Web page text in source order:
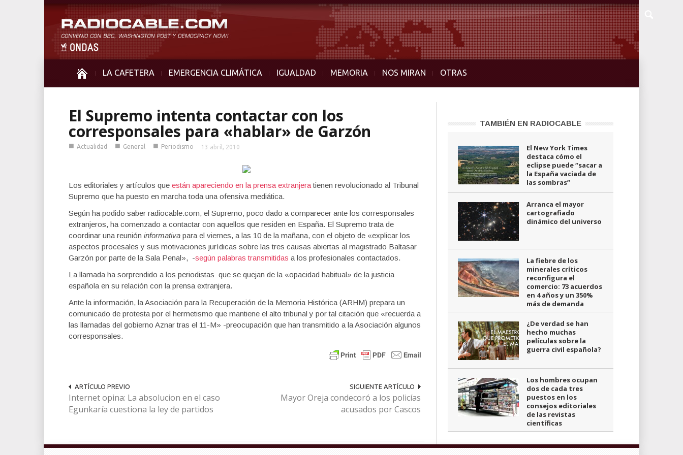
LA CAFETERA EMERGENCIA CLIMÁTICA IGUALDAD MEMORIA NOS MIRAN OTRAS
El Supremo intenta contactar con los
corresponsales para «hablar» de Garzón
■ Actualidad ■ General ■ Periodismo 13 abril, 2010
Los editoriales y artículos que están apareciendo en la prensa extranjeratienen revolucionado al Tribunal
Supremo que ha puesto en marcha toda una ofensiva mediática.
Según ha podido saber radiocable.com, el Supremo, poco dado a comparecer ante los corresponsales
extranjeros, ha comenzado a contactar con aquellos que residen en España. El Supremo trata de
coordinar una reunión informativa para el viernes, a las 10 de la mañana, con el objeto de «explicar los
aspectos procesales y sus motivaciones jurídicas sobre las tres causas abiertas al magistrado Baltasar
Garzón por parte de la Sala Penal», -según palabras transmitidas a los profesionales contactados.
La llamada ha sorprendido a los periodistas que se quejan de la «opacidad habitual» de la justicia
española en su relación con la prensa extranjera.
Ante la información, la Asociación para la Recuperación de la Memoria Histórica (ARHM) prepara un
comunicado de protesta por el hermetismo que mantiene el alto tribunal y por tal citación que «recuerda a
las llamadas del gobierno Aznar tras el 11-M» -preocupación que han transmitido a la Asociación algunos
corresponsales.
ARTÍCULO PREVIO
Internet opina: La absolucion en el caso
Egunkaría cuestiona la ley de partidos
SIGUIENTE ARTÍCULO
Mayor Oreja condecoró a los policías
acusados por Cascos
TAMBIÉN EN RADIOCABLE
El New York Times
destaca cómo el
eclipse puede “sacar a
la España vaciada de
las sombras”
Arranca el mayor
cartografiado
dinámico del universo
La fiebre de los
minerales críticos
reconfigura el
comercio: 73 acuerdos
en 4 años y un 350%
más de demanda
¿De verdad se han
hecho muchas
películas sobre la
guerra civil española?
Los hombres ocupan
dos de cada tres
puestos en los
consejos editoriales
de las revistas
científicas